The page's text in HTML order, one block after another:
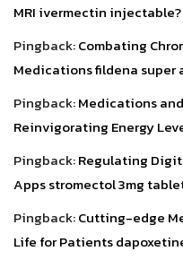
MRI ivermectin injectable?
Pingback:Combating
Medications fildena super
Pingback:Medications
Reinvigorating Energy
Pingback:Regulating
Apps stromectol 3mg
Pingback:Cutting-edge
Life for Patients